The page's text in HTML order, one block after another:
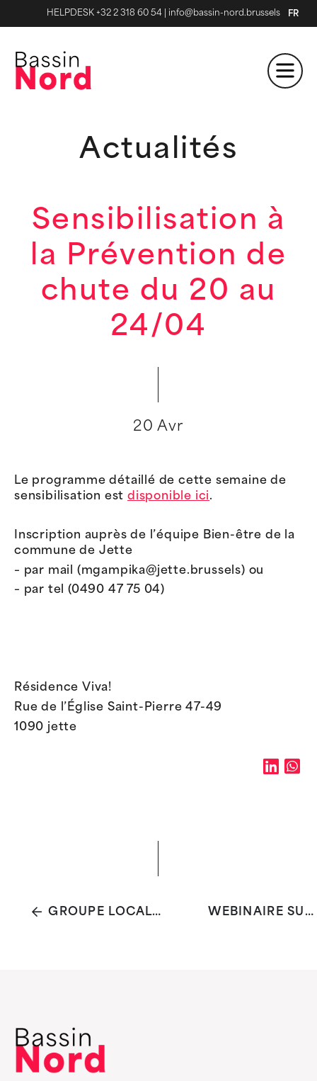
HELPDESK +32 2 318 60 54 info@bassin-nord.brussels FR
Actualités
Sensibilisation à
la Prévention de
chute du 20 au
24/04
20 Avr
Le programme détaillé de cette semaine de
sensibilisation estdisponible ici.
Inscription auprès de l’équipe Bien-être de la
commune de Jette
– par mail (mgampika@jette.brussels) ou
– par tel (0490 47 75 04)
Résidence Viva!
Rue de l’Église Saint-Pierre 47-49
1090 jette
GROUPE LOCAL D'ÉCHANGES SOCIAL-SANTÉ (JETTE) WEBINAIRE SUR LE PARTAGE DES DONNÉES DE SANTÉ